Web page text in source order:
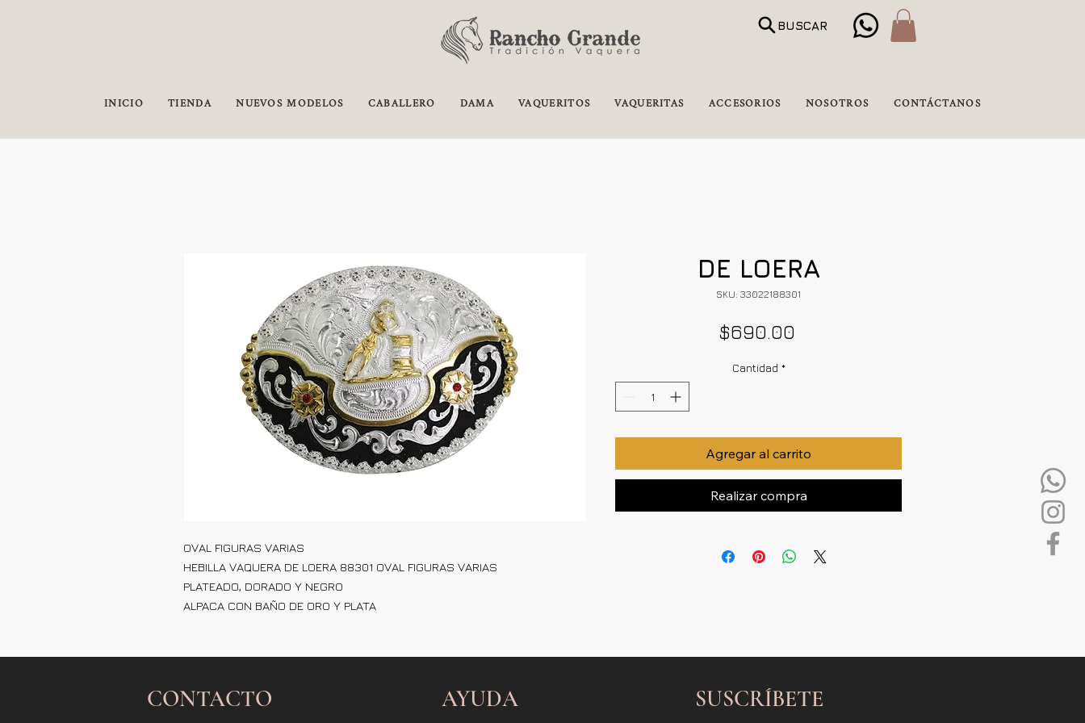
BUSCAR
INICIO TIENDA NUEVOS MODELOS CABALLERO DAMA VAQUERITOS VAQUERITAS ACCESORIOS NOSOTROS CONTÁCTANOS
OVAL FIGURAS VARIAS
HEBILLA VAQUERA DE LOERA 88301 OVAL FIGURAS VARIAS
PLATEADO, DORADO Y NEGRO
ALPACA CON BAÑO DE ORO Y PLATA
DE LOERA
SKU: 33022188301
$690.00
Cantidad *
Agregar al carrito
Realizar compra
CONTACTO AYUDA SUSCRÍBETE